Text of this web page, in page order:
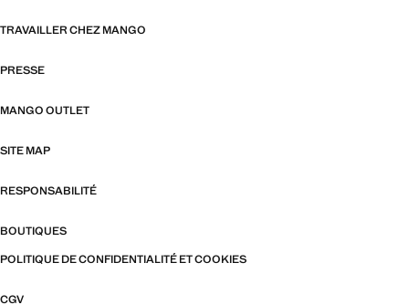
TRAVAILLER CHEZ MANGO
PRESSE
MANGO OUTLET
SITE MAP
RESPONSABILITÉ
BOUTIQUES
POLITIQUE DE CONFIDENTIALITÉ ET COOKIES
CGV